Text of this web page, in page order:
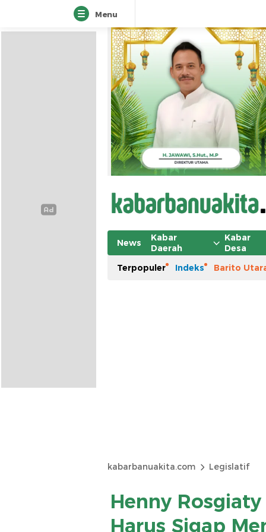
Menu
News
Kabar
Daerah
Kabar
Desa
Terpopuler
Indeks Barito
kabarbanuakita.com Legislatif
Henny
Harus Sigap